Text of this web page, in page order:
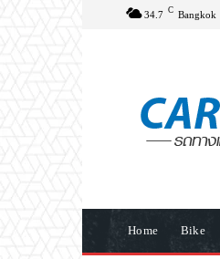
34.7 C Bangkok
Home Bike